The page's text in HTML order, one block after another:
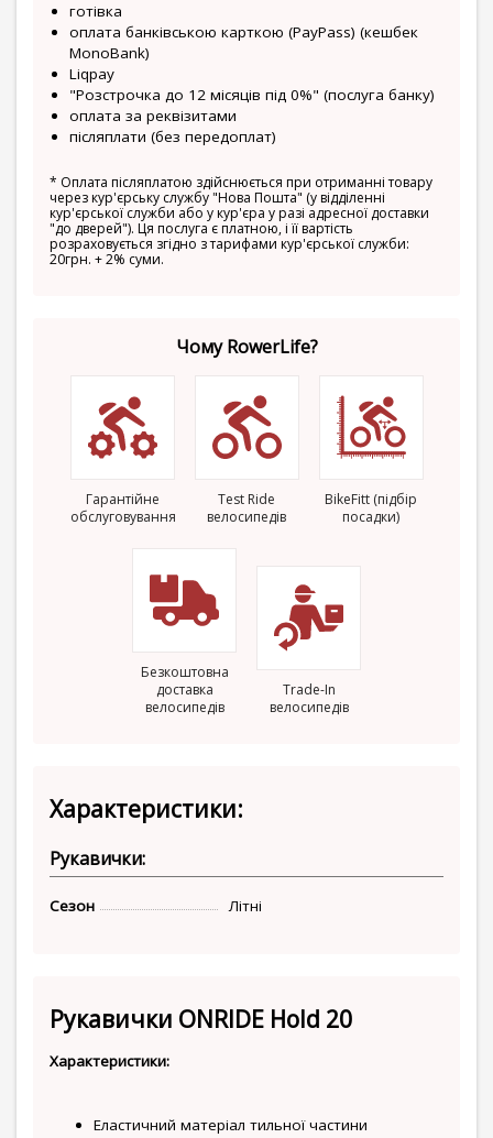
готівка
оплата банківською карткою (PayPass) (кешбек
MonoBank)
Liqpay
"Розстрочка до 12 місяців під 0%" (послуга банку)
оплата за реквізитами
післяплати (без передоплат)
* Оплата післяплатою здійснюється при отриманні товару
через кур'єрську службу "Нова Пошта" (у відділенні
кур'єрської служби або у кур'єра у разі адресної доставки
"до дверей"). Ця послуга є платною, і її вартість
розраховується згідно з тарифами кур'єрської служби:
20грн. + 2% суми.
Чому RowerLife?
Гарантійне
обслуговування
Test Ride
велосипедів
BikeFitt (підбір
посадки)
Безкоштовна
доставка
велосипедів
Trade-In
велосипедів
Характеристики:
Рукавички:
Сезон Літні
Рукавички ONRIDE Hold 20
Характеристики:
Еластичний матеріал тильної частини